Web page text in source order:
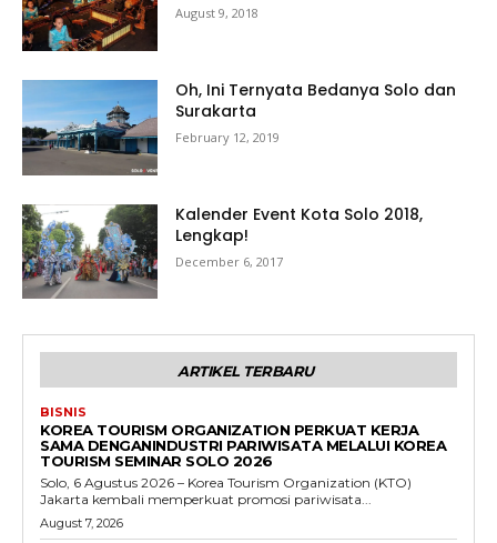
August 9, 2018
Oh, Ini Ternyata Bedanya Solo dan
Surakarta
February 12, 2019
Kalender Event Kota Solo 2018,
Lengkap!
December 6, 2017
ARTIKEL TERBARU
BISNIS
KOREA TOURISM ORGANIZATION PERKUAT KERJA
SAMA DENGANINDUSTRI PARIWISATA MELALUI KOREA
TOURISM SEMINAR SOLO 2026
Solo, 6 Agustus 2026 – Korea Tourism Organization (KTO)
Jakarta kembali memperkuat promosi pariwisata...
August 7, 2026